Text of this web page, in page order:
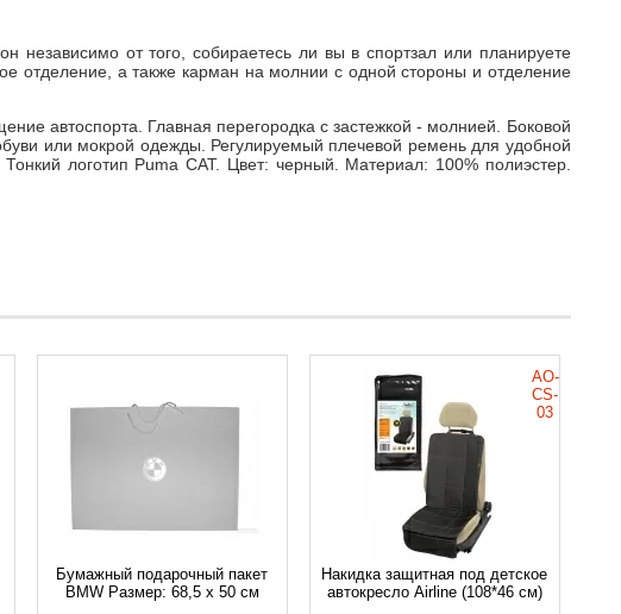
от того, собираетесь ли вы в спортзал или планируете
отделение, а также карман на молнии с одной стороны и отделение
автоспорта. Главная перегородка с застежкой - молнией. Боковой
или мокрой одежды. Регулируемый плечевой ремень для удобной
логотип Puma CAT. Цвет: черный. Материал: 100% полиэстер.
Бумажный подарочный пакет
BMW Размер: 68,5 х 50 см
Накидка защитная под детское
автокресло Airline (108*46 см)
AO-
CS-
03